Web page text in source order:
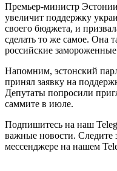
Премьер-министр
увеличит поддержку
своего бюджета, и
сделать то же самое. Она
российские
Напомним, эстонский
принял заявку на
Депутаты попросили
саммите в июле.
Подпишитесь на наш
важные новости. Следите
мессенджере на нашем